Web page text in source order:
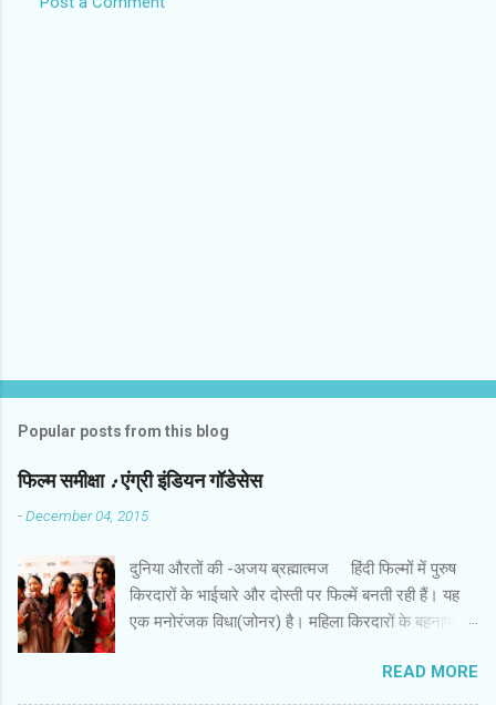
Popular posts from this blog
फिल्‍म समीक्षा : एंग्री इंडियन गॉडेसेस
-December 04, 2015
दुनिया औरतों की -अजय ब्रह्मात्‍मज हिंदी फिल्‍मों में पुरुष
किरदारों के भाईचारे और दोस्‍ती पर फिल्‍में बनती रही हैं। यह
एक मनोरंजक विधा(जोनर) है। महिला किरदारों के बहनापा
की फिल्‍म ‘ एंग्री इंडियन गॉडेसेस ’ एक अच्‍छी कोशिश है। इस
READ MORE